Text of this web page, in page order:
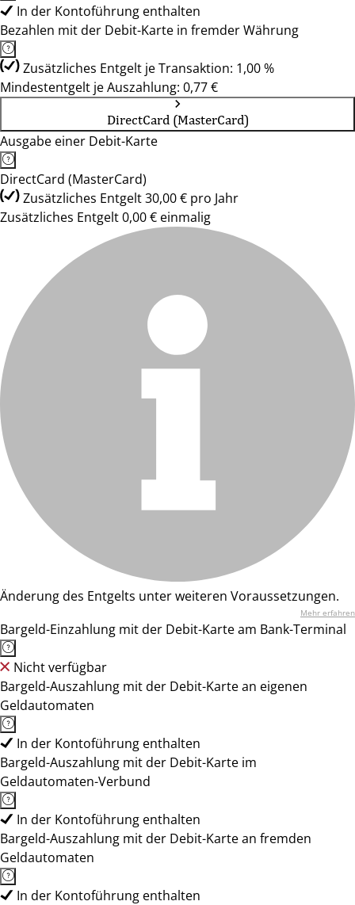
In der Kontoführung enthalten
Bezahlen mit der Debit-Karte in fremder Währung
Zusätzliches Entgelt je Transaktion: 1,00 %
Mindestentgelt je Auszahlung: 0,77 €
DirectCard (MasterCard)
Ausgabe einer Debit-Karte
DirectCard (MasterCard)
Zusätzliches Entgelt 30,00 € pro Jahr
Zusätzliches Entgelt 0,00 € einmalig
Änderung des Entgelts unter weiteren Voraussetzungen.
Mehr erfahren
Bargeld-Einzahlung mit der Debit-Karte am Bank-Terminal
Nicht verfügbar
Bargeld-Auszahlung mit der Debit-Karte an eigenen
Geldautomaten
In der Kontoführung enthalten
Bargeld-Auszahlung mit der Debit-Karte im
Geldautomaten-Verbund
In der Kontoführung enthalten
Bargeld-Auszahlung mit der Debit-Karte an fremden
Geldautomaten
In der Kontoführung enthalten